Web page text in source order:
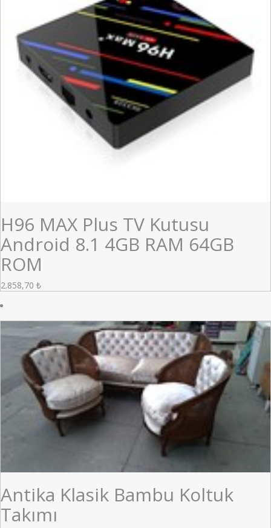
H96 MAX Plus TV Kutusu
Android 8.1 4GB RAM 64GB
ROM
2.858,70 ₺
Antika Klasik Bambu Koltuk
Takımı